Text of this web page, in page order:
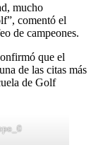
mucho
comentó el
de campeones.
que el
de las citas más
de Golf